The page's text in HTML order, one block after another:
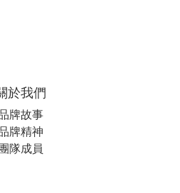
於我們
牌故事
牌精神
隊成員